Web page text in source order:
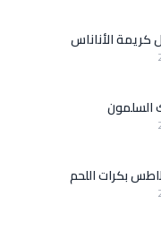
الأناناس
السلمون
بكرات اللحم